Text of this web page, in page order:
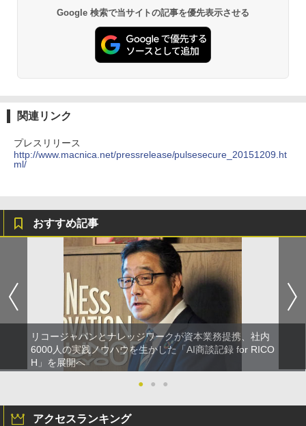
Google 検索で当サイトの記事を優先表示させる
関連リンク
プレスリリース
http://www.macnica.net/pressrelease/pulsesecure_20151209.ht
ml/
おすすめ記事
リコージャパンとナレッジワークが資本業務提携、社内
6000人の実践ノウハウを生かした「AI商談記録 for RICO
H」を展開へ
●
● ●
アクセスランキング